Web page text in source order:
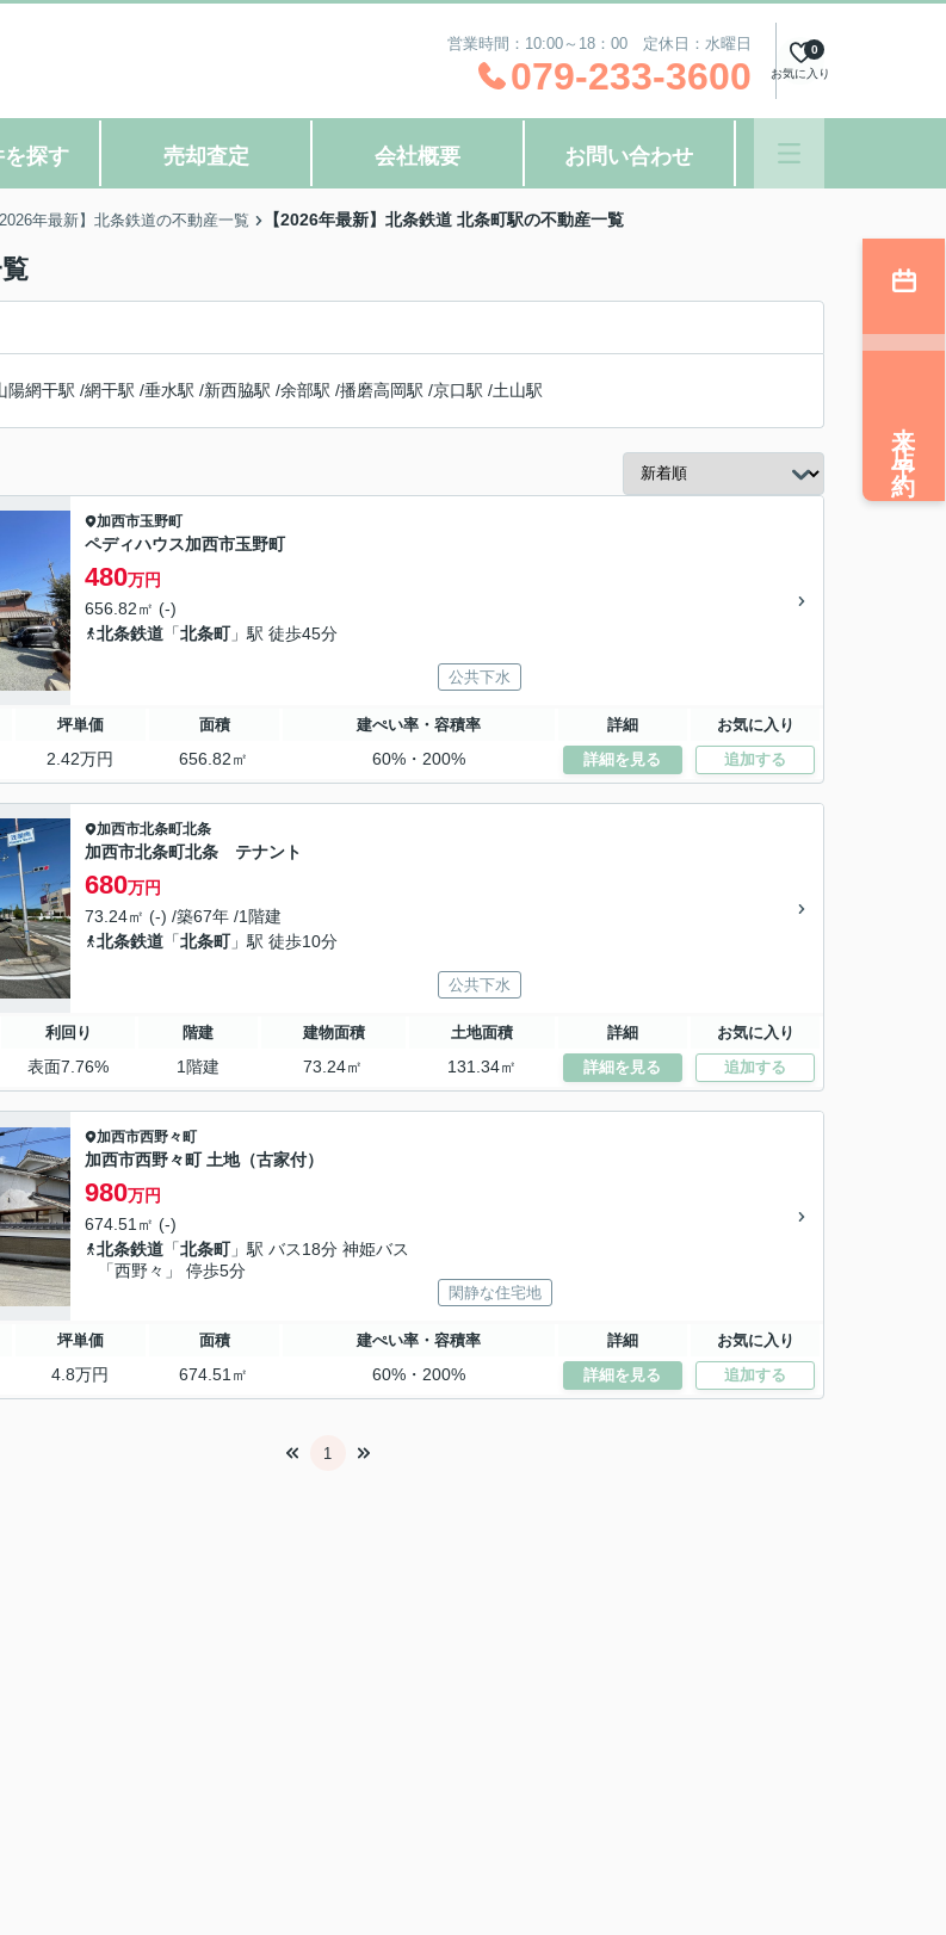
営業時間：10:00～18：00 定休日：水曜日
079-233-3600 お気に入り
0
探す 売却査定 会社概要 お問い合わせ
2026年最新】北条鉄道の不動産一覧 【2026年最新】北条鉄道 北条町駅の不動産一覧
陽網干駅 /網干駅 /垂水駅 /新西脇駅 /余部駅 /播磨高岡駅 /京口駅 /土山駅
加西市玉野町
ペディハウス加西市玉野町
480万円
656.82㎡ (-)
北条鉄道 「北条町」駅 徒歩45分
公共下水
坪単価 面積 建ぺい率・容積率 詳細 お気に入り
2.42万円 656.82㎡ 60%・200% 詳細を見る 追加する
加西市北条町北条
加西市北条町北条 テナント
680万円
73.24㎡ (-) /築67年 /1階建
北条鉄道 「北条町」駅 徒歩10分
公共下水
利回り 階建 建物面積 土地面積 詳細 お気に入り
表面7.76% 1階建 73.24㎡ 131.34㎡ 詳細を見る 追加する
加西市西野々町
加西市西野々町 土地（古家付）
980万円
674.51㎡ (-)
北条鉄道 「北条町」駅 バス18分 神姫バス
「西野々」 停歩5分
閑静な住宅地
坪単価 面積 建ぺい率・容積率 詳細 お気に入り
4.8万円 674.51㎡ 60%・200% 詳細を見る 追加する
1
来店予約